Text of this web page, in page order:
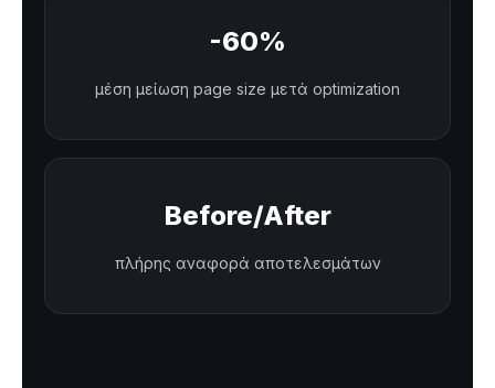
-60%
μέση μείωση page size μετά optimization
Before/After
πλήρης αναφορά αποτελεσμάτων